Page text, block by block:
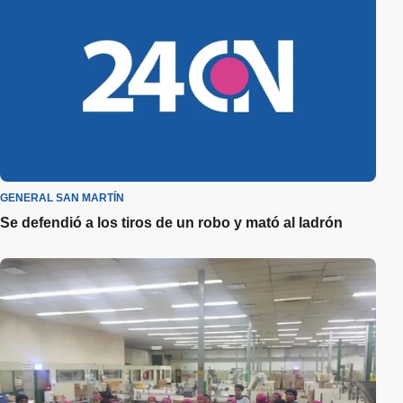
GENERAL SAN MARTÍN
Se defendió a los tiros de un robo y mató al ladrón